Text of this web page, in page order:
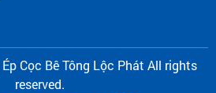
Ép Cọc Bê Tông Lộc Phát All rights
reserved.